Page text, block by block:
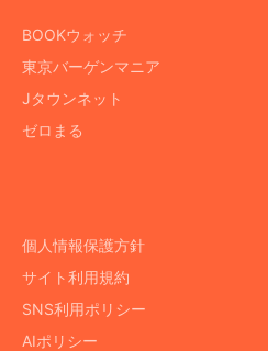
BOOKウォッチ
東京バーゲンマニア
Jタウンネット
ゼロまる
個人情報保護方針
サイト利用規約
SNS利用ポリシー
AIポリシー